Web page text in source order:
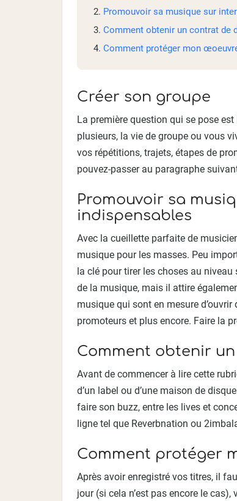
Promouvoir sa musique sur
Comment obtenir un contrat de
Comment protéger mon œoeuvre
Créer son groupe
La première question qui se pose
plusieurs, la vie de groupe ou vous
vos répétitions, trajets, étapes de
pouvez-passer au paragraphe
Promouvoir sa
indispensables
Avec la cueillette parfaite de
musique pour les masses. Peu
la clé pour tirer les choses au
de la musique, mais il attire
musique qui sont en mesure
promoteurs et plus encore. Faire la
Comment obtenir
Avant de commencer à lire cette
d’un label ou d’une maison de
faire son buzz, entre les lives et
ligne tel que Reverbnation ou
Comment protéger
Après avoir enregistré vos titres, il
jour (si cela n’est pas encore le